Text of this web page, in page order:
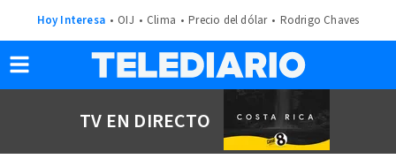
Hoy Interesa OIJ Clima Precio del dólar Rodrigo Chaves
TV EN DIRECTO